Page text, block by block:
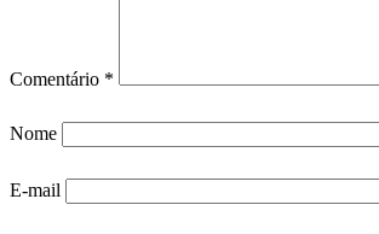
Comentário *
Nome
E-mail